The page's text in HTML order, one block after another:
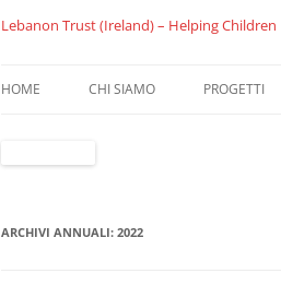
Lebanon Trust (Ireland) – Helping Children
HOME CHI SIAMO PROGETTI
ARCHIVI ANNUALI: 2022